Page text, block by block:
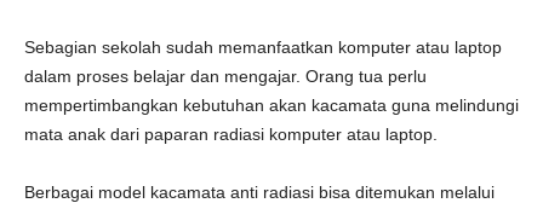
Sebagian sekolah sudah memanfaatkan komputer atau laptop
dalam proses belajar dan mengajar. Orang tua perlu
mempertimbangkan kebutuhan akan kacamata guna melindungi
mata anak dari paparan radiasi komputer atau laptop.
Berbagai model kacamata anti radiasi bisa ditemukan melalui